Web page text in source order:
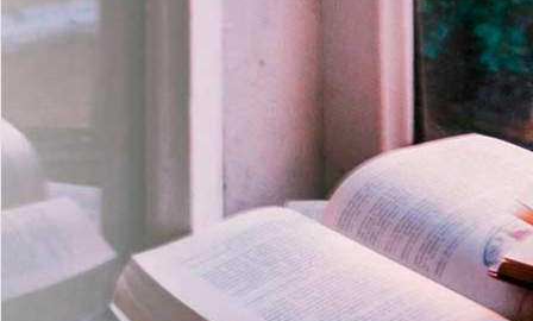
es
Com imersão Bilingue - Anos
Finais
6º AO 9º ANO FUNDAMENTAL
Inglês: Turmas Reduzidas
(Proficiência)